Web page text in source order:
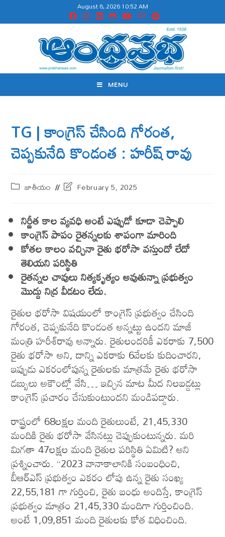
August 6, 2026 10:52 AM
MENU
TG | కాంగ్రెస్ చేసింది గోరంత,
చెప్పకునేది కొండంత : హ‌రీష్ రావు
జాతీయం February 5, 2025
నిర్ణీత కాల వ్యవధి అంటే ఎప్పుడో కూడా చెప్పాలి
కాంగ్రెస్ పాపం రైతన్నలకు శాపంగా మారింది
కోతల కాలం వచ్చినా రైతు భరోసా వస్తుందో లేదో
తెలియని పరిస్థితి
రైతన్నల చావులు నిత్యకృత్యం అవుతున్నా ప్రభుత్వం
మొద్దు నిద్ర వీడటం లేదు.
రైతుల భరోసా విషయంలో కాంగ్రెస్‌ ప్రభుత్వం చేసింది
గోరంత, చెప్పకునేది కొండంత అన్న‌ట్టు ఉంద‌ని మాజీ
మంత్రి హరీశ్‌రావు అన్నారు. రైతులందరికీ ఎకరాకు 7,500
రైతు భరోసా అని, దాన్ని ఎకరాకు 6వేలకు కుదించార‌ని,
ఇప్పుడు ఎకరంలోపున్న రైతులకు మాత్రమే రైతు భరోసా
డ‌బ్బులు అకౌంట్లో వేసి… ఇచ్చిన మాట మీద నిలబడ్డట్లు
కాంగ్రెస్ ప్రచారం చేసుకుంటుంద‌ని మండిప‌డ్డారు.
రాష్ట్రంలో 68లక్షల మంది రైతులుంటే, 21,45,330
మందికి రైతు భరోసా వేసినట్లు చెప్పుకుంటున్నరు. మరి
మిగతా 47లక్షల మంది రైతుల పరిస్థితి ఏమిటి? అని
ప్రశ్నించారు. ‘‘2023 వానాకాలానికి సంబంధించి,
బీఆర్ఎస్ ప్రభుత్వం ఎకరం లోపు ఉన్న రైతు సంఖ్య
22,55,181 గా గుర్తించి, రైతు బంధు అందిస్తే, కాంగ్రెస్
ప్రభుత్వం మాత్రం 21,45,330 మందిగా గుర్తించింది.
అంటే 1,09,851 మంది రైతులకు కోత విధించింది.